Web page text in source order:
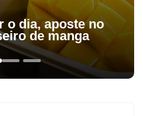
o dia, aposte no
de manga